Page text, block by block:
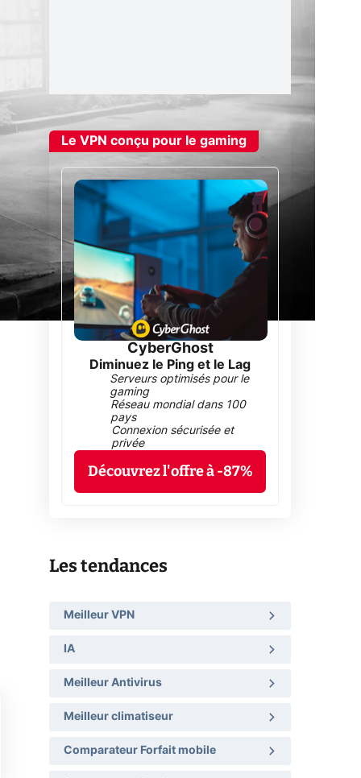
Le VPN conçu pour le gaming
CyberGhost
Diminuez le Ping et le Lag
Serveurs optimisés pour le
gaming
Réseau mondial dans 100
pays
Connexion sécurisée et
privée
Découvrez l'offre à -87%
Les tendances
Meilleur VPN
IA
Meilleur Antivirus
Meilleur climatiseur
Comparateur Forfait mobile